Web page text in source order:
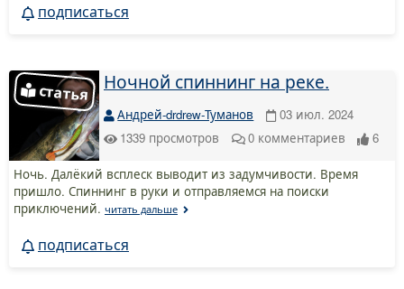
подписаться
Ночной спиннинг на реке.
Андрей-drdrew-Туманов
03 июл. 2024
1339 просмотров 0 комментариев 6
Ночь. Далёкий всплеск выводит из задумчивости. Время
пришло. Спиннинг в руки и отправляемся на поиски
приключений. читать дальше
подписаться